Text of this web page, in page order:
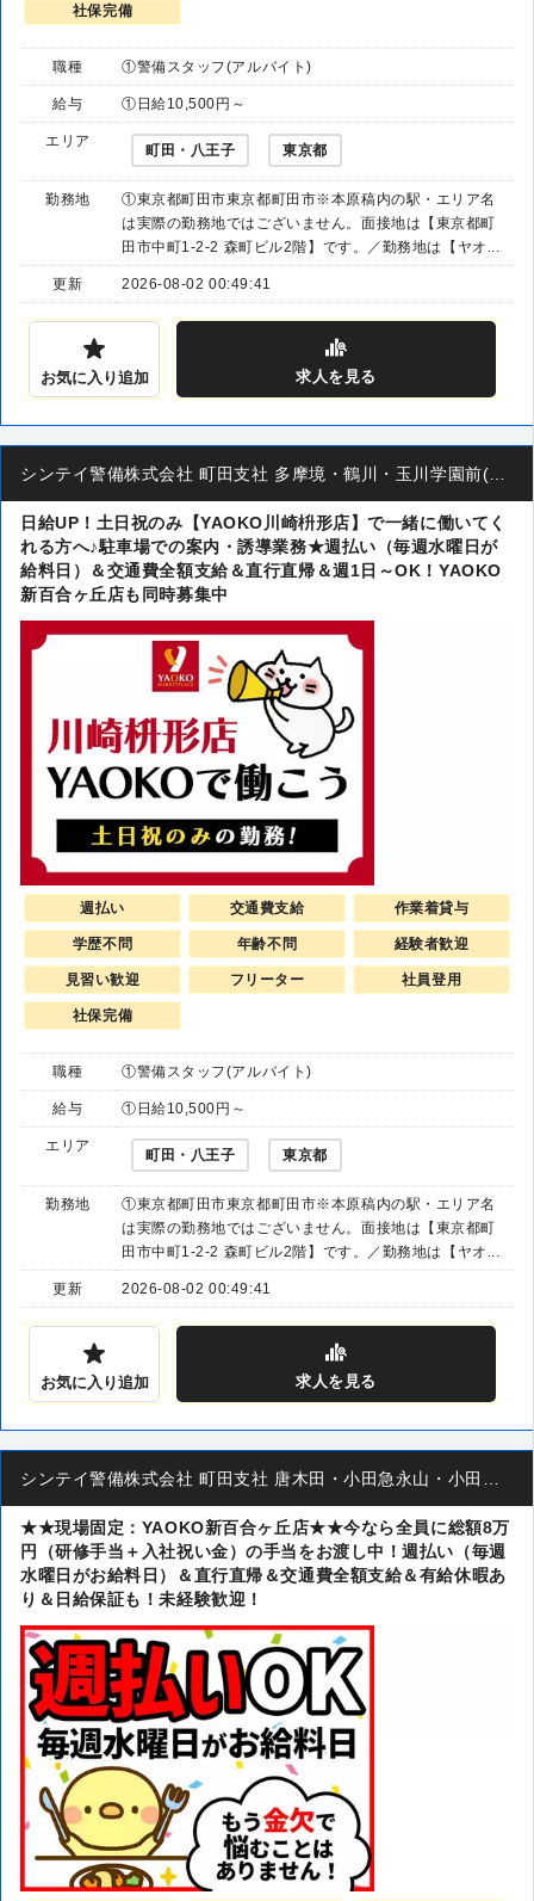
社保完備
職種 ①警備スタッフ(アルバイト)
給与 ①日給10,500円～
エリア
町田・八王子 東京都
勤務地
①東京都町田市東京都町田市※本原稿内の駅・エリア名
は実際の勤務地ではございません。面接地は【東京都町
田市中町1-2-2 森町ビル2階】です。／勤務地は【ヤオ...
更新 2026-08-02 00:49:41
お気に入り追加 求人 を見る
日給UP！土日祝のみ【YAOKO川崎枡形店】で一緒に働いてく
れる方へ♪駐車場での案内・誘導業務★週払い（毎週水曜日が
給料日）＆交通費全額支給＆直行直帰＆週1日～OK！YAOKO
新百合ヶ丘店も同時募集中
週払い 交通費支給 作業着貸与
学歴不問 年齢不問 経験者歓迎
見習い歓迎 フリーター 社員登用
社保完備
職種 ①警備スタッフ(アルバイト)
給与 ①日給10,500円～
エリア
町田・八王子 東京都
勤務地
①東京都町田市東京都町田市※本原稿内の駅・エリア名
は実際の勤務地ではございません。面接地は【東京都町
田市中町1-2-2 森町ビル2階】です。／勤務地は【ヤオ...
更新 2026-08-02 00:49:41
お気に入り追加 求人を見る
シンテイ警備株式会社 町田支社 唐木田・小田急永山・小田急多摩センター(43)エリア
★★現場固定：YAOKO新百合ヶ丘店★★今なら全員に総額8万
円（研修手当＋入社祝い金）の手当をお渡し中！週払い（毎週
水曜日がお給料日）＆直行直帰＆交通費全額支給＆有給休暇あ
り＆日給保証も！未経験歓迎！